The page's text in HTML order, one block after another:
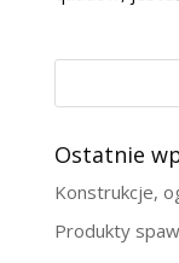
Ostatnie
Konstrukcje,
Produkty